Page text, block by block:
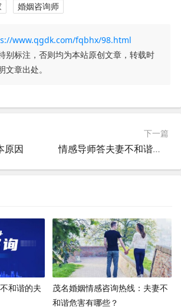
婚姻咨询师
www.qgdk.com/fqbhx/98.html
别标注，否则均为本站原创文章，转载时
章出处。
原因
下一篇
情感导师答夫妻不和谐怎么办？
和谐的夫
茂名婚姻情感咨询热线：夫妻不
和谐危害有哪些？